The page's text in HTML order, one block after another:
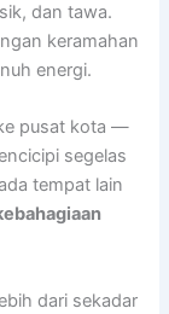
dan tawa.
keramahan
energi.
pusat kota —
segelas
tempat lain
dari sekadar